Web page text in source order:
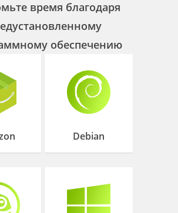
время благодаря
обеспечению
Debian